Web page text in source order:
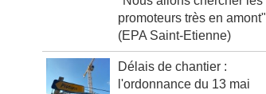
promoteurs très en amont"
(EPA Saint-Etienne)
Délais de chantier :
l'ordonnance du 13 mai